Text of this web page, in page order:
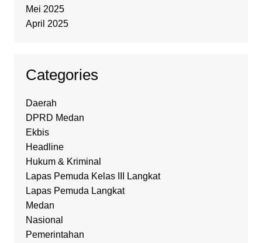
Mei 2025
April 2025
Categories
Daerah
DPRD Medan
Ekbis
Headline
Hukum & Kriminal
Lapas Pemuda Kelas III Langkat
Lapas Pemuda Langkat
Medan
Nasional
Pemerintahan